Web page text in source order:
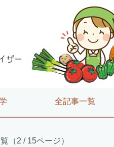
全記事一覧
（2 / 15ページ）